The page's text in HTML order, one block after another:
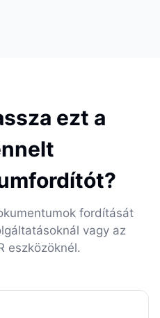
ezt a
fordítását
vagy az
eszközöknél.